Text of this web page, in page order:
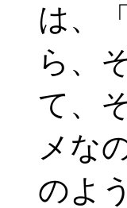
は、
ら、
て、
メな
のよ